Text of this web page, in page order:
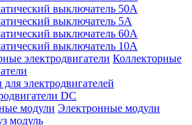
выключатель 50А
выключатель 5А
выключатель 60А
выключатель 10А
Коллекторные
электродвигателей
DC
Электронные модули
модуль